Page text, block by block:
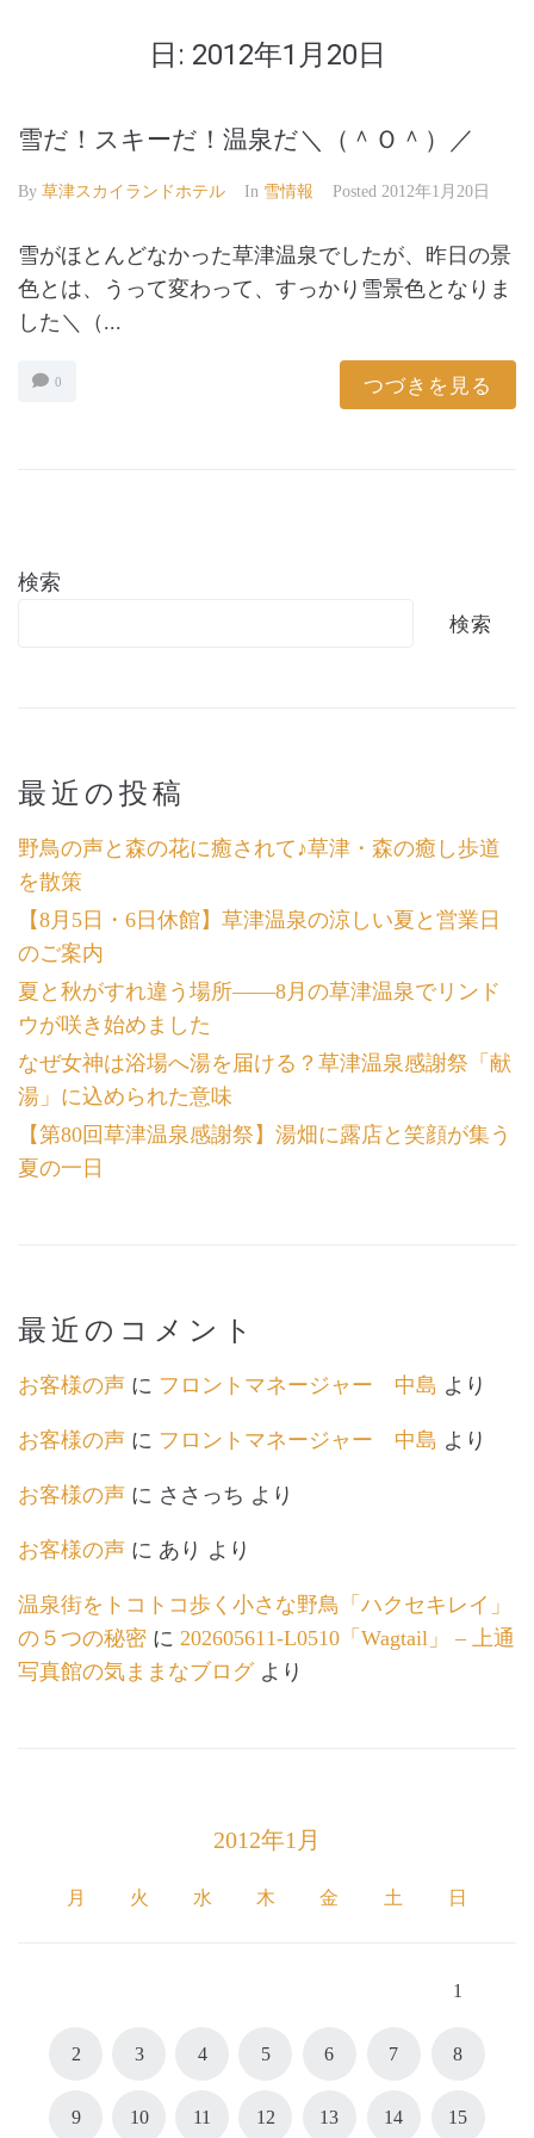
日: 2012年1月20日
雪だ！スキーだ！温泉だ＼（＾Ｏ＾）／
By 草津スカイランドホテル In 雪情報 Posted 2012年1月20日
雪がほとんどなかった草津温泉でしたが、昨日の景
色とは、うって変わって、すっかり雪景色となりま
した＼（...
0 つづきを見る
検索
検索
最近の投稿
野鳥の声と森の花に癒されて♪草津・森の癒し歩道
を散策
【8月5日・6日休館】草津温泉の涼しい夏と営業日
のご案内
夏と秋がすれ違う場所――8月の草津温泉でリンド
ウが咲き始めました
なぜ女神は浴場へ湯を届ける？草津温泉感謝祭「献
湯」に込められた意味
【第80回草津温泉感謝祭】湯畑に露店と笑顔が集う
夏の一日
最近のコメント
お客様の声 に フロントマネージャー 中島 より
お客様の声 に フロントマネージャー 中島 より
お客様の声 に ささっち より
お客様の声 に あり より
温泉街をトコトコ歩く小さな野鳥「ハクセキレイ」
の５つの秘密 に 202605611-L0510「Wagtail」 – 上通
写真館の気ままなブログより
2012年1月
月 火 水 木 金 土 日
1
2 3 4 5 6 7 8
9 10 11 12 13 14 15